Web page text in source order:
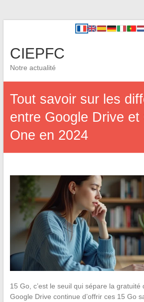
CIEPFC
Notre actualité
Tout savoir sur les
entre Google Drive et
One en 2024
15 Go, c’est le seuil qui sépare la gratuité
Google Drive continue d’offrir ces 15 Go